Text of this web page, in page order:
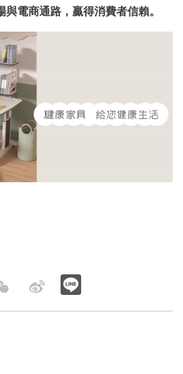
電商通路，贏得消費者信賴。